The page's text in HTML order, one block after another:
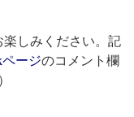
しみください。記
ページのコメント欄